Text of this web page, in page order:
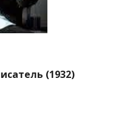
(1932)